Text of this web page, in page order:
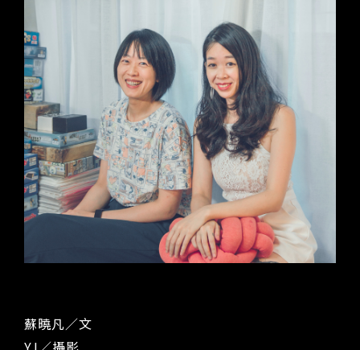
蘇曉凡／文